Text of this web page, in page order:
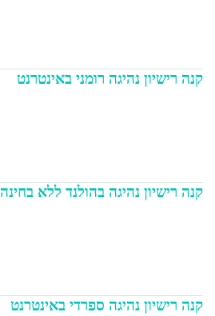
קנה רישיון נהיגה רומני באינטרנט
קנה רישיון נהיגה בהולנד ללא בחינה
קנה רישיון נהיגה ספרדי באינטרנט